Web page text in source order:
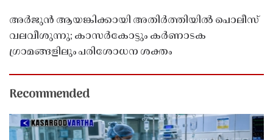
അർജുൻ ആയങ്കിക്കായി അതിർത്തിയിൽ പൊലീസ്
വലവീശുന്നു; കാസർകോട്ടും കർണാടക
ഗ്രാമങ്ങളിലും പരിശോധന ശക്തം
Recommended